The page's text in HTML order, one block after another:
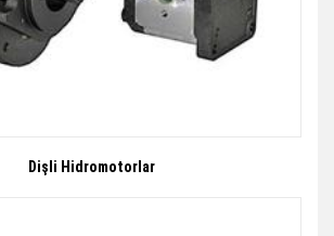
Dişli Hidromotorlar